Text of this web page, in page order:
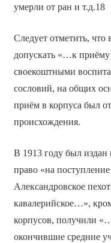
умерли от ран и т.д.18
Следует отметить,
допускать «…к приёму
своекоштными
сословий, на общих
приём в корпуса был
происхождения.
В 1913 году был издан
право «на
Александровское
кавалерийское…»,
корпусов, получили
окончившие средние